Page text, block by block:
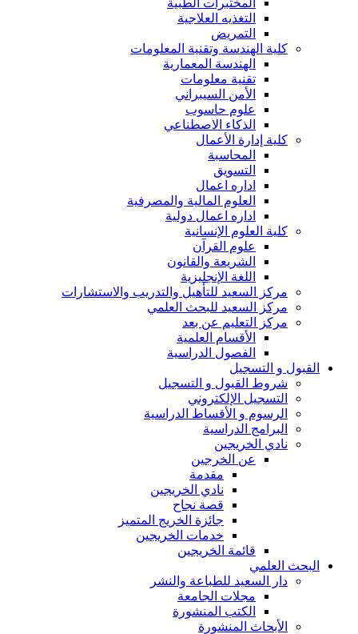
المختبرات الطبية
التغذيه العلاجية
التمريض
كلية الهندسة وتقنية المعلومات
الهندسة المعمارية
تقنية معلومات
الأمن السيبراني
علوم حاسوب
الذكاء الاصطناعي
كلية إدارة الأعمال
المحاسبة
التسويق
اداره اعمال
العلوم المالية والمصرفية
اداره اعمال دولية
كلية العلوم الإنسانية
علوم القرآن
الشريعة والقانون
اللغة الإنجليزية
مركز السعيد للتأهيل والتدريب والاستشارات
مركز السعيد للبحث العلمي
مركز التعليم عن بعد
الأقسام العلمية
الفصول الدراسية
القبول و التسجيل
شروط القبول و التسجيل
التسجيل الإلكتروني
الرسوم و الأقساط الدراسية
البرامج الدراسية
نادي الخريجين
عن الخرجين
مقدمة
نادي الخريجين
قصة نجاح
جائزة الخريج المتميز
خدمات الخريجين
قائمة الخريجين
البحث العلمي
دار السعيد للطباعة والنشر
مجلات الجامعة
الكتب المنشورة
الأبحاث المنشورة